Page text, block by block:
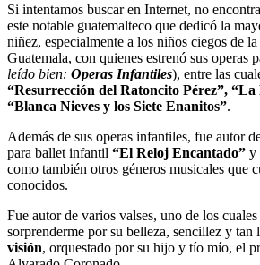
Si intentamos buscar en Internet, no
este notable guatemalteco que dedicó la
niñez, especialmente a los niños ciegos de
Guatemala, con quienes estrenó sus operas
leído bien: Operas Infantiles), entre las
“Resurrección del Ratoncito Pérez”,
“Blanca Nieves y los Siete Enanitos”.
Además de sus operas infantiles, fue autor
para ballet infantil “El Reloj Encantado” y
como también otros géneros musicales que
conocidos.
Fue autor de varios valses, uno de los
sorprenderme por su belleza, sencillez y tan
visión, orquestado por su hijo y tío mío, el